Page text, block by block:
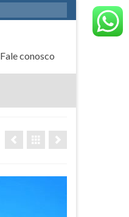
Fale conosco